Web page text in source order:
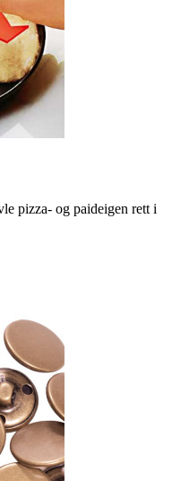
pizza- og paideigen rett i